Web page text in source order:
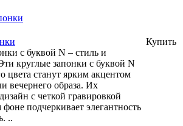
с буквой N – стиль и
круглые запонки с буквой N
цвета станут ярким акцентом
вечернего образа. Их
с четкой гравировкой
подчеркивает элегантность
..
Купить